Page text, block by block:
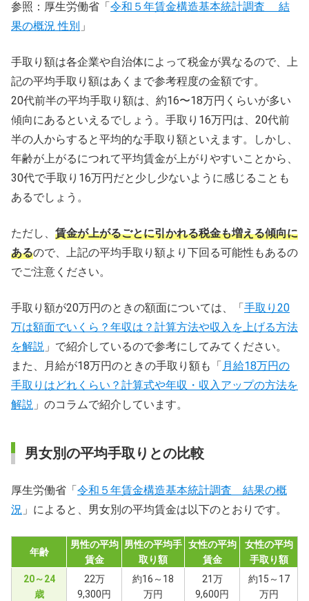
参照：厚生労働省「 令和５年賃金構造基本統計調査 結
果の概況 性別 」
手取り額は各企業や自治体によって税金が異なるので、上
記の平均手取り額はあくまで参考程度の金額です。
20代前半の平均手取り額は、約16〜18万円くらいが多い
傾向にあるといえるでしょう。手取り16万円は、20代前
半の人からすると平均的な手取り額といえます。しかし、
年齢が上がるにつれて平均賃金が上がりやすいことから、
30代で手取り16万円だと少し少ないように感じることも
あるでしょう。
ただし、 賃金が上がるごとに引かれる税金も増える傾向に
あるので、上記の平均手取り額より下回る可能性もあるの
でご注意ください。
手取り額が20万円のときの額面については、「 手取り20
万は額面でいくら？年収は？計算方法や収入を上げる方法
を解説 」で紹介しているので参考にしてみてください。
また、月給が18万円のときの手取り額も「 月給18万円の
手取りはどれくらい？計算式や年収・収入アップの方法を
解説 」のコラムで紹介しています。
男女別の平均手取りとの比較
厚生労働省「 令和５年賃金構造基本統計調査 結果の概
況 」によると、男女別の平均賃金は以下のとおりです。
年齢
男性の平均
賃金
男性の平均手
取り額
女性の平均
賃金
女性の平均
手取り額
20～24
歳
22万
9,300円
約16～18
万円
21万
9,600円
約15～17
万円